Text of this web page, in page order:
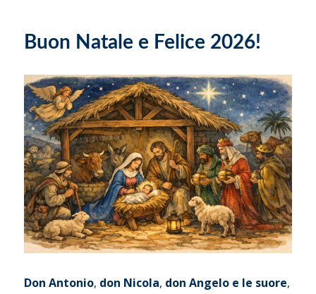
Buon Natale e Felice 2026!
Don Antonio, don Nicola, don Angelo e le suore,